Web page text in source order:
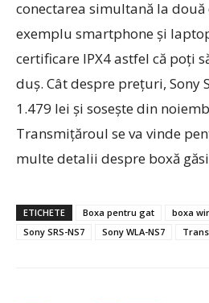
conectarea simultană la
exemplu smartphone și
certificare IPX4 astfel că poți
duș. Cât despre prețuri, Sony
1.479 lei și sosește din
Transmițăroul se va vinde
multe detalii despre boxă
ETICHETE Boxa pentru gat boxa
Sony SRS-NS7
Sony WLA-NS7